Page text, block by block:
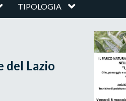
TIPOLOGIA
del Lazio